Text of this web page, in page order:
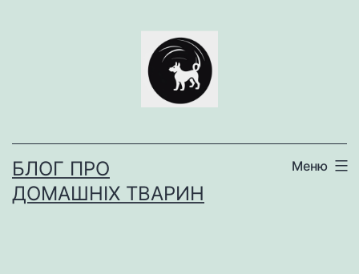
БЛОГ ПРО
ДОМАШНІХ ТВАРИН
Меню